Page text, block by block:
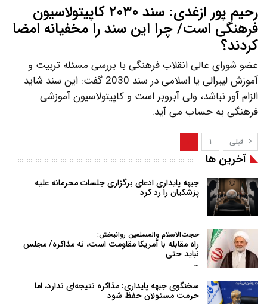
رحیم پور ازغدی: سند ۲۰۳۰ کاپیتولاسیون
فرهنگی است/ چرا این سند را مخفیانه امضا
کردند؟
عضو شورای عالی انقلاب فرهنگی با بررسی مسئله تربیت و
آموزش لیبرالی یا اسلامی در سند 2030 گفت: این سند شاید
الزام آور نباشد، ولی آبروبر است و کاپیتولاسیون آموزشی
فرهنگی به حساب می آید.
قبلی ۱
آخرین ها
جبهه پایداری ادعای برگزاری جلسات محرمانه علیه
پزشکیان را رد کرد
حجت‌الاسلام والمسلمین روانبخش:
راه مقابله با آمریکا مقاومت است، نه مذاکره/ مجلس
نباید حتی
…
سخنگوی جبهه پایداری: مذاکره نتیجه‌ای ندارد، اما
حرمت مسئولان حفظ شود